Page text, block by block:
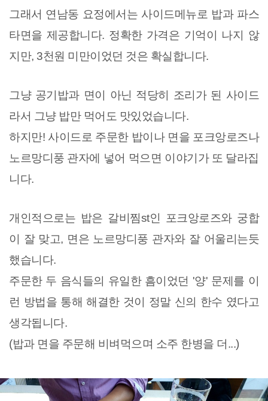
그래서 연남동 요정에서는 사이드메뉴로 밥과 파스
타면을 제공합니다. 정확한 가격은 기억이 나지 않
지만, 3천원 미만이었던 것은 확실합니다.
그냥 공기밥과 면이 아닌 적당히 조리가 된 사이드
라서 그냥 밥만 먹어도 맛있었습니다.
하지만! 사이드로 주문한 밥이나 면을 포크앙로즈나
노르망디풍 관자에 넣어 먹으면 이야기가 또 달라집
니다.
개인적으로는 밥은 갈비찜st인 포크앙로즈와 궁합
이 잘 맞고, 면은 노르망디풍 관자와 잘 어울리는듯
했습니다.
주문한 두 음식들의 유일한 흠이었던 '양' 문제를 이
런 방법을 통해 해결한 것이 정말 신의 한수 였다고
생각됩니다.
(밥과 면을 주문해 비벼먹으며 소주 한병을 더...)